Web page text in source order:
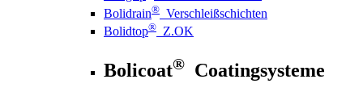
Bolidrain® Verschleißschichten
Bolidtop® Z.OK
Bolicoat® Coatingsysteme